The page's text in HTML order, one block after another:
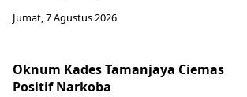
Jumat, 7 Agustus 2026
Oknum Kades Tamanjaya Ciemas
Positif Narkoba